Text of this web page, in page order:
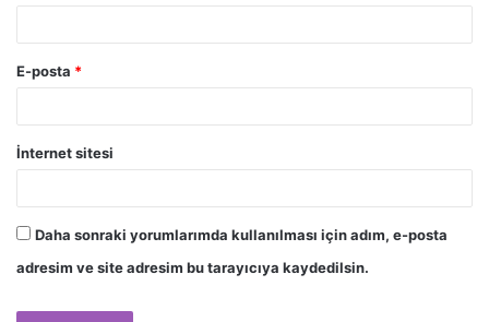
E-posta *
İnternet sitesi
Daha sonraki yorumlarımda kullanılması için adım, e-posta
adresim ve site adresim bu tarayıcıya kaydedilsin.